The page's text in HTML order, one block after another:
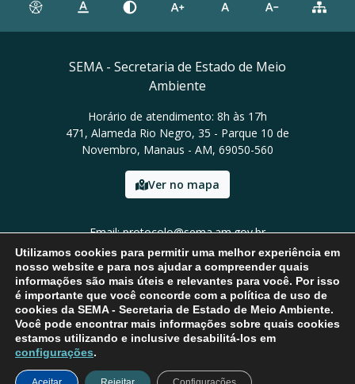
SEMA - Secretaria de Estado de Meio
Ambiente
Horário de atendimento: 8h às 17h
471, Alameda Rio Negro, 35 - Parque 10 de
Novembro, Manaus - AM, 69050-560
Ver no mapa
Email: protocolo@sema.am.gov.br
Tel: (92) 3659-1821
Utilizamos cookies para permitir uma melhor experiência em
nosso website e para nos ajudar a compreender quais
informações são mais úteis e relevantes para você. Por isso
é importante que você concorde com a política de uso de
cookies da SEMA - Secretaria de Estado de Meio Ambiente.
Você pode encontrar mais informações sobre quais cookies
estamos utilizando e inclusive desabilitá-los em
configurações.